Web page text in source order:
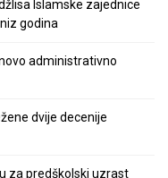
Islamske zajednice
godina
administrativno
dvije decenije
za predškolski uzrast